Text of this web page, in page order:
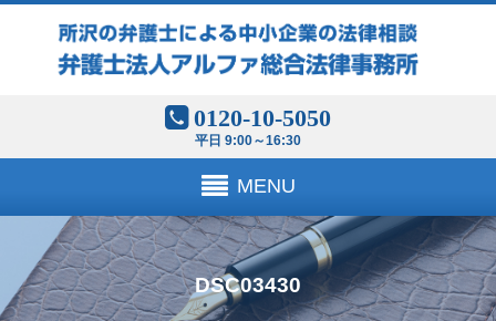
0120-10-5050
平日 9:00～16:30
MENU
DSC03430